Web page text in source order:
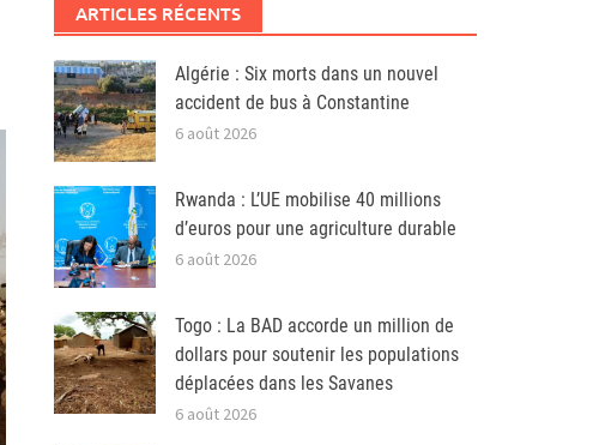
ARTICLES RÉCENTS
Algérie : Six morts dans un nouvel
accident de bus à Constantine
6 août 2026
Rwanda : L’UE mobilise 40 millions
d’euros pour une agriculture durable
6 août 2026
Togo : La BAD accorde un million de
dollars pour soutenir les populations
déplacées dans les Savanes
6 août 2026